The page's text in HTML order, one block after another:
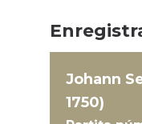
Johann
1750)